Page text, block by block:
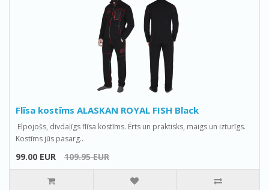
Flīsa kostīms ALASKAN ROYAL FISH Black
Elpojošs, divdaļīgs flīsa kostīms. Ērts un praktisks, maigs un izturīgs.
Kostīms jūs pasarg..
99.00 EUR 109.95 EUR